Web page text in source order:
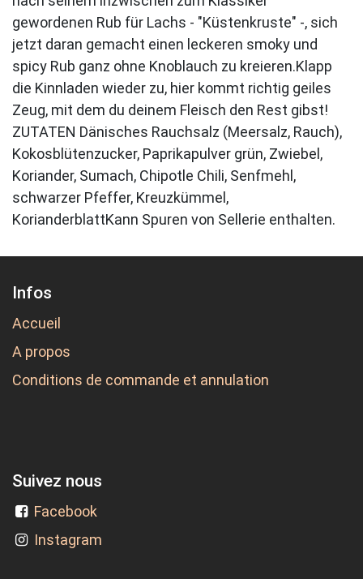
gewordenen Rub für Lachs - "Küstenkruste" -, sich
jetzt daran gemacht einen leckeren smoky und
spicy Rub ganz ohne Knoblauch zu kreieren.Klapp
die Kinnladen wieder zu, hier kommt richtig geiles
Zeug, mit dem du deinem Fleisch den Rest gibst!
ZUTATEN Dänisches Rauchsalz (Meersalz, Rauch),
Kokosblütenzucker, Paprikapulver grün, Zwiebel,
Koriander, Sumach, Chipotle Chili, Senfmehl,
schwarzer Pfeffer, Kreuzkümmel,
KorianderblattKann Spuren von Sellerie enthalten.
Infos
Accueil
A propos
Conditions de commande et annulation
Suivez nous
Facebook
Instagram